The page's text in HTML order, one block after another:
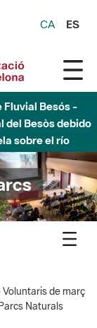
CA ES
Besós -
del Besòs debido
sobre el río
de març
Naturals